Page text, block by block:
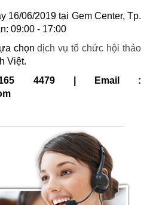
16/06/2019 tại Gem Center, Tp.
09:00 - 17:00
chọndịch vụ tổ chức hội thảo
Việt.
4479 | Email :